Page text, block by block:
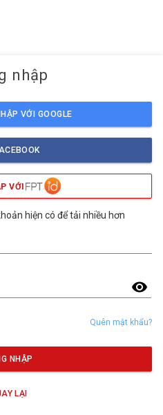
nhập
VỚI GOOGLE
VỚI
hiện có để tải nhiều hơn
visibility
Quên mật khẩu?
NHẬP
LẠI